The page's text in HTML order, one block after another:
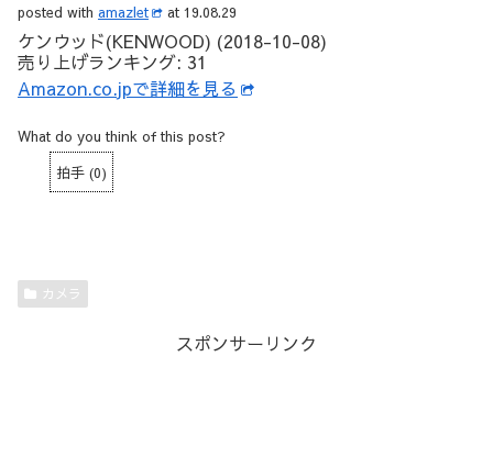
posted with amazlet at 19.08.29
ケンウッド(KENWOOD) (2018-10-08)
売り上げランキング: 31
Amazon.co.jpで詳細を見る
What do you think of this post?
拍手 (0)
カメラ
スポンサーリンク